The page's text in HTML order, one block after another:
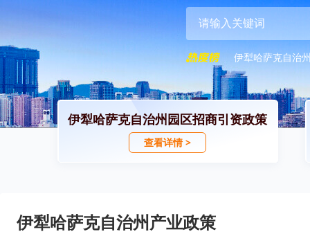
伊犁哈萨克自治
伊犁哈萨克自治州园区招商引资政策
查看详情 >
伊犁哈萨克自治州产业政策